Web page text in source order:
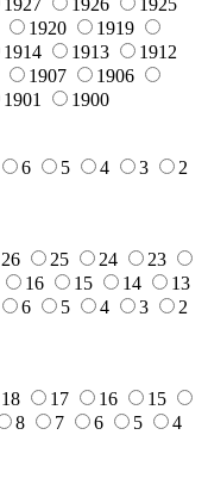
1927 1926
1925
1920
1919
1914 1913
1912
1907
1906
1901 1900
6 5 4 3
2
26 25 24
23
16 15 14
13
6 5 4 3
2
18 17 16
15
8 7 6 5
4